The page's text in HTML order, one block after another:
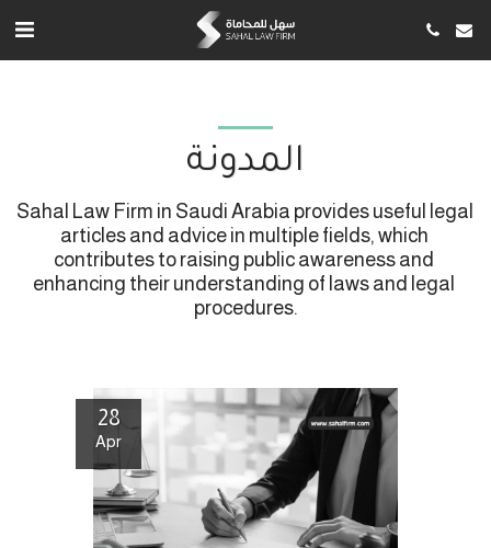
المدونة
Sahal Law Firm in Saudi Arabia provides useful legal
articles and advice in multiple fields, which
contributes to raising public awareness and
enhancing their understanding of laws and legal
procedures.
28
Apr